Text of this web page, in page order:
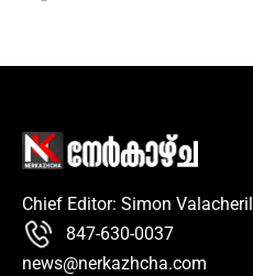
Chief Editor: Simon Valacheril
847-630-0037
news@nerkazhcha.com